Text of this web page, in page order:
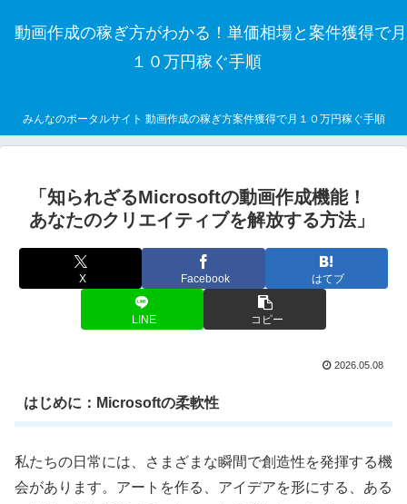
動画作成の稼ぎ方がわかる！単価相場と案件獲得で月
１０万円稼ぐ手順
みんなのポータルサイト 動画作成の稼ぎ方案件獲得で月１０万円稼ぐ手順
「知られざるMicrosoftの動画作成機能！
あなたのクリエイティブを解放する方法」
X Facebook はてブ
LINE コピー
2026.05.08
はじめに：Microsoftの柔軟性
私たちの日常には、さまざまな瞬間で創造性を発揮する機
会があります。アートを作る、アイデアを形にする、ある